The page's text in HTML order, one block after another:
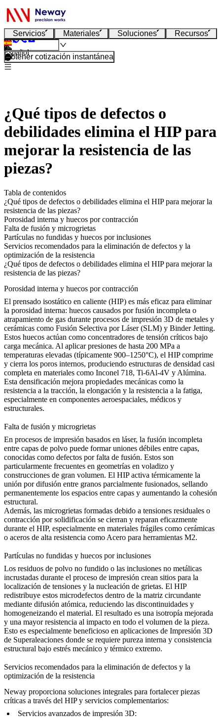
Servicios Materiales Soluciones Recursos
Español
Obtener cotización instantánea
¿Qué tipos de defectos o
debilidades elimina el HIP para
mejorar la resistencia de las
piezas?
Tabla de contenidos
¿Qué tipos de defectos o debilidades elimina el HIP para mejorar la
resistencia de las piezas?
Porosidad interna y huecos por contracción
Falta de fusión y microgrietas
Partículas no fundidas y huecos por inclusiones
Servicios recomendados para la eliminación de defectos y la
optimización de la resistencia
¿Qué tipos de defectos o debilidades elimina el HIP para mejorar la
resistencia de las piezas?
Porosidad interna y huecos por contracción
El prensado isostático en caliente (HIP) es más eficaz para eliminar
la porosidad interna: huecos causados por fusión incompleta o
atrapamiento de gas durante procesos de impresión 3D de metales y
cerámicas como Fusión Selectiva por Láser (SLM) y Binder Jetting.
Estos huecos actúan como concentradores de tensión críticos bajo
carga mecánica. Al aplicar presiones de hasta 200 MPa a
temperaturas elevadas (típicamente 900–1250°C), el HIP comprime
y cierra los poros internos, produciendo estructuras de densidad casi
completa en materiales como Inconel 718, Ti-6Al-4V y Alúmina.
Esta densificación mejora propiedades mecánicas como la
resistencia a la tracción, la elongación y la resistencia a la fatiga,
especialmente en componentes aeroespaciales, médicos y
estructurales.
Falta de fusión y microgrietas
En procesos de impresión basados en láser, la fusión incompleta
entre capas de polvo puede formar uniones débiles entre capas,
conocidas como defectos por falta de fusión. Estos son
particularmente frecuentes en geometrías en voladizo y
construcciones de gran volumen. El HIP activa térmicamente la
unión por difusión entre granos parcialmente fusionados, sellando
permanentemente los espacios entre capas y aumentando la cohesión
estructural.
Además, las microgrietas formadas debido a tensiones residuales o
contracción por solidificación se cierran y reparan eficazmente
durante el HIP, especialmente en materiales frágiles como cerámicas
o aceros de alta resistencia como Acero para herramientas M2.
Partículas no fundidas y huecos por inclusiones
Los residuos de polvo no fundido o las inclusiones no metálicas
incrustadas durante el proceso de impresión crean sitios para la
localización de tensiones y la nucleación de grietas. El HIP
redistribuye estos microdefectos dentro de la matriz circundante
mediante difusión atómica, reduciendo las discontinuidades y
homogeneizando el material. El resultado es una isotropía mejorada
y una mayor resistencia al impacto en todo el volumen de la pieza.
Esto es especialmente beneficioso en aplicaciones de Impresión 3D
de Superaleaciones donde se requiere pureza interna y consistencia
estructural bajo estrés mecánico y térmico extremo.
Servicios recomendados para la eliminación de defectos y la
optimización de la resistencia
Neway proporciona soluciones integrales para fortalecer piezas
críticas a través del HIP y servicios complementarios:
Servicios avanzados de impresión 3D: